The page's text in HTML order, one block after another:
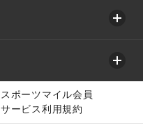
スポーツマイル会員
サービス利用規約